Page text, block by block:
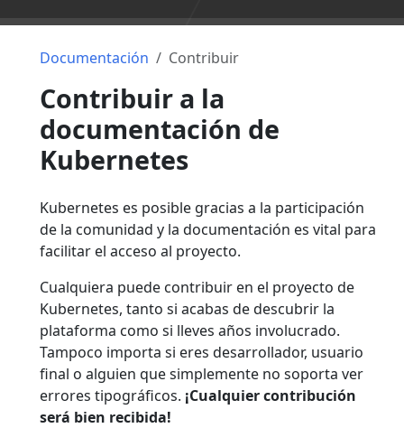
Documentación Contribuir
Contribuir a la
documentación de
Kubernetes
Kubernetes es posible gracias a la participación
de la comunidad y la documentación es vital para
facilitar el acceso al proyecto.
Cualquiera puede contribuir en el proyecto de
Kubernetes, tanto si acabas de descubrir la
plataforma como si lleves años involucrado.
Tampoco importa si eres desarrollador, usuario
final o alguien que simplemente no soporta ver
errores tipográficos. ¡Cualquier contribución
será bien recibida!